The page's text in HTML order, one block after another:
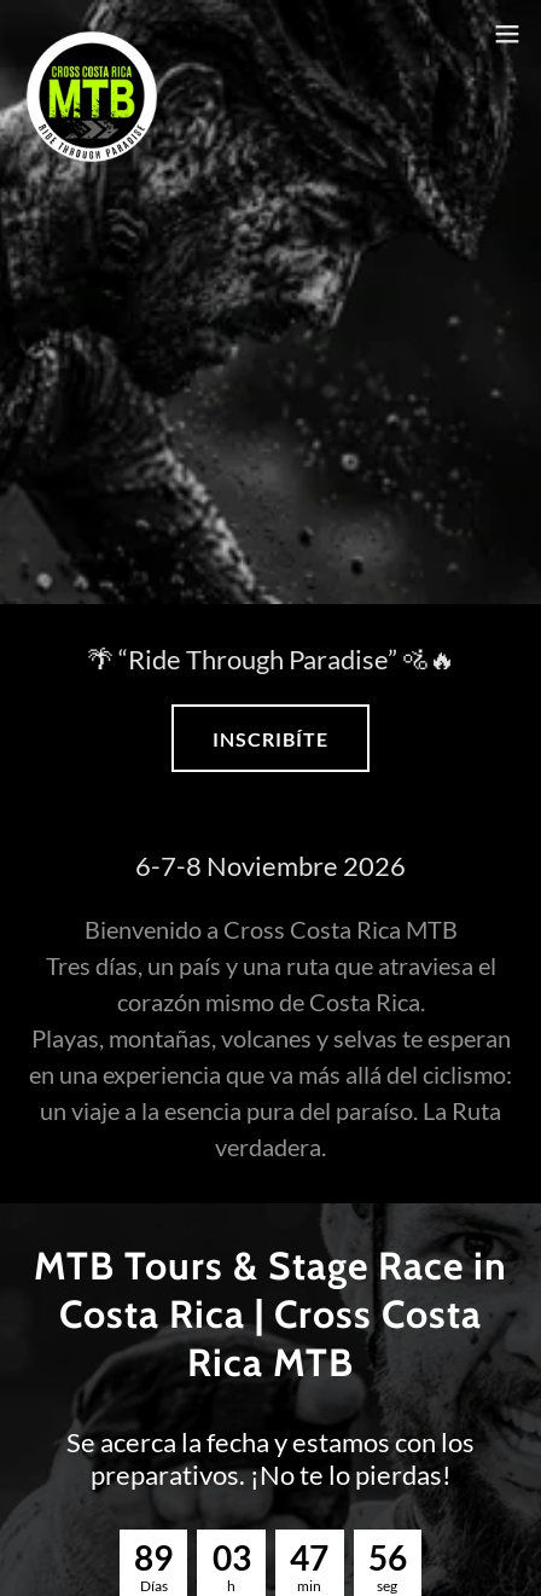
🌴 “Ride Through Paradise” 🚵🔥
INSCRIBÍTE
6-7-8 Noviembre 2026
Bienvenido a Cross Costa Rica MTB
Tres días, un país y una ruta que atraviesa el
corazón mismo de Costa Rica.
Playas, montañas, volcanes y selvas te esperan
en una experiencia que va más allá del ciclismo:
un viaje a la esencia pura del paraíso. La Ruta
verdadera.
MTB Tours & Stage Race in
Costa Rica | Cross Costa
Rica MTB
Se acerca la fecha y estamos con los
preparativos. ¡No te lo pierdas!
89
Días
03
h
47
min
55
seg